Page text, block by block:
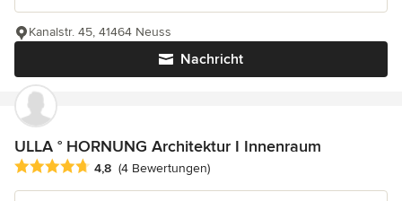
Nachricht
Kanalstr. 45, 41464 Neuss
ULLA ° HORNUNG Architektur I Innenraum
Durchschnittliche Bewertung: 4.8 von 5 Sternen
4,8 (4 Bewertungen)